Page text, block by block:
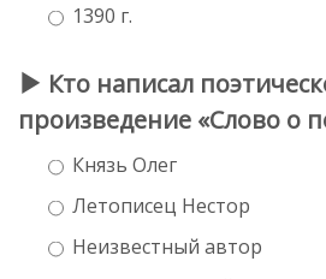
1390 г.
Кто написал
произведение «Слово о
Князь Олег
Летописец Нестор
Неизвестный автор